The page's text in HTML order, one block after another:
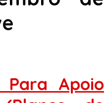
Para Apoio